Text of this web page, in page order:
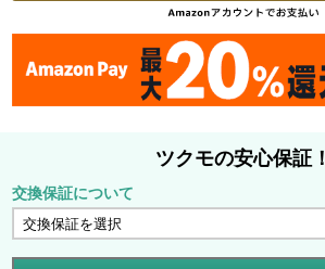
ツクモの安心保証！
交換保証について